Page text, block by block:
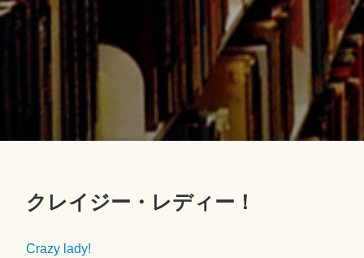
クレイジー・レディー！
Crazy lady!
0